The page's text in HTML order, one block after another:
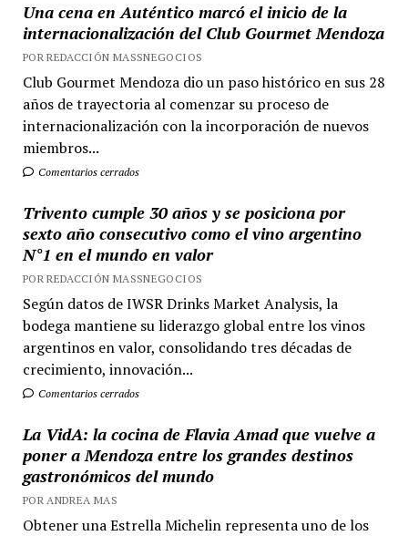
Una cena en Auténtico marcó el inicio de la
internacionalización del Club Gourmet Mendoza
POR REDACCIÓN MASSNEGOCIOS
Club Gourmet Mendoza dio un paso histórico en sus 28
años de trayectoria al comenzar su proceso de
internacionalización con la incorporación de nuevos
miembros...
Comentarios cerrados
Trivento cumple 30 años y se posiciona por
sexto año consecutivo como el vino argentino
N°1 en el mundo en valor
POR REDACCIÓN MASSNEGOCIOS
Según datos de IWSR Drinks Market Analysis, la
bodega mantiene su liderazgo global entre los vinos
argentinos en valor, consolidando tres décadas de
crecimiento, innovación...
Comentarios cerrados
La VidA: la cocina de Flavia Amad que vuelve a
poner a Mendoza entre los grandes destinos
gastronómicos del mundo
POR ANDREA MAS
Obtener una Estrella Michelin representa uno de los